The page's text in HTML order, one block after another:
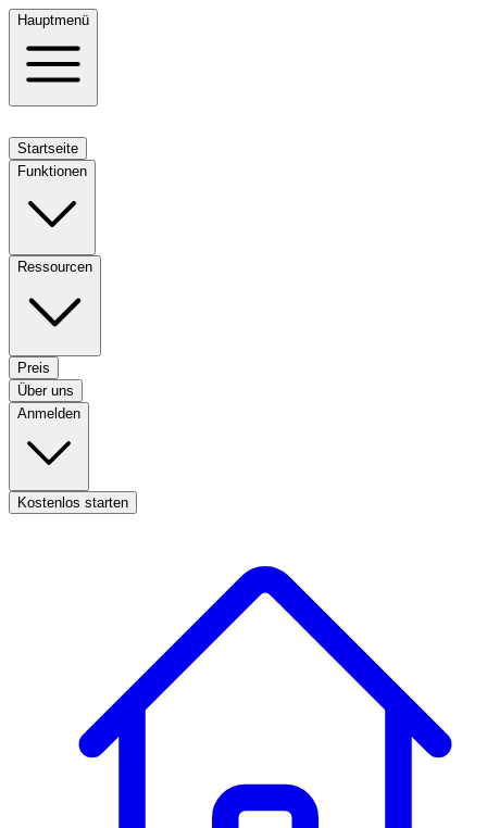
Hauptmenü
Startseite
Funktionen
Ressourcen
Preis
Über uns
Anmelden
Kostenlos starten